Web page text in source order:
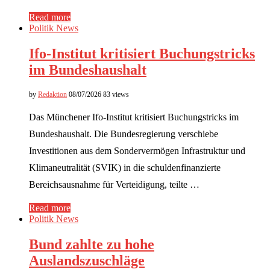
Read more
Politik News
Ifo-Institut kritisiert Buchungstricks
im Bundeshaushalt
by Redaktion 08/07/2026 83 views
Das Münchener Ifo-Institut kritisiert Buchungstricks im
Bundeshaushalt. Die Bundesregierung verschiebe
Investitionen aus dem Sondervermögen Infrastruktur und
Klimaneutralität (SVIK) in die schuldenfinanzierte
Bereichsausnahme für Verteidigung, teilte …
Read more
Politik News
Bund zahlte zu hohe
Auslandszuschläge